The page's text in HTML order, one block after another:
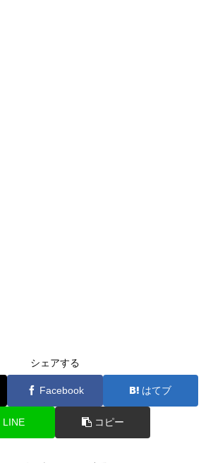
シェアする
Facebook はてブ
LINE コピー